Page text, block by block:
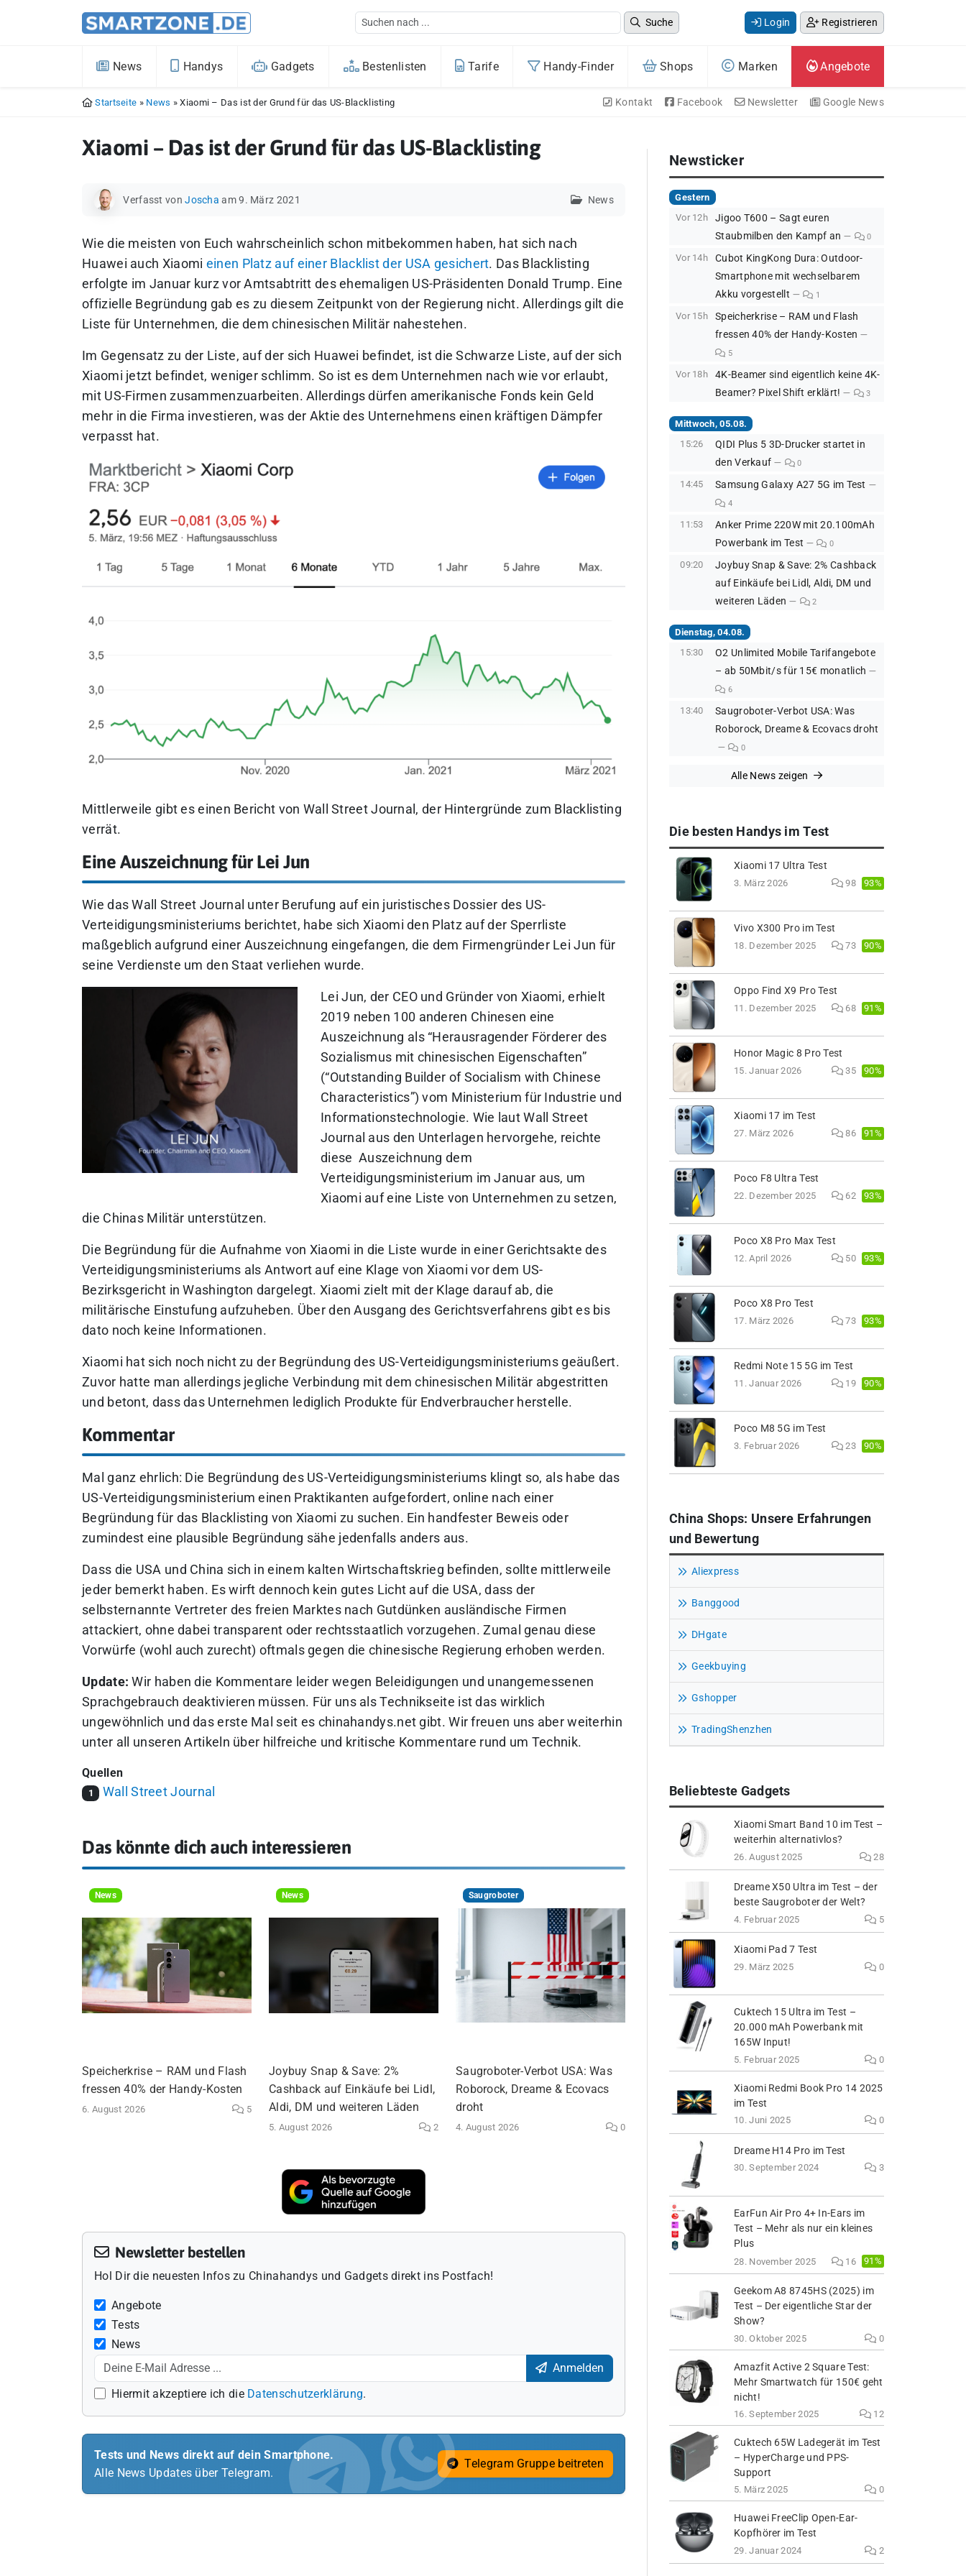
Suche Login Registrieren
News Handys Gadgets Bestenlisten Tarife Handy-Finder Shops Marken Angebote
Startseite » News »Xiaomi – Das ist der Grund für das US-Blacklisting Kontakt Facebook Newsletter Google News
Xiaomi – Das ist der Grund für das US-Blacklisting
Verfasst von Joscha am 9. März 2021 News
Wie die meisten von Euch wahrscheinlich schon mitbekommen haben, hat sich nach
Huawei auch Xiaomi einen Platz auf einer Blacklist der USA gesichert. Das Blacklisting
erfolgte im Januar kurz vor Amtsabtritt des ehemaligen US-Präsidenten Donald Trump. Eine
offizielle Begründung gab es zu diesem Zeitpunkt von der Regierung nicht. Allerdings gilt die
Liste für Unternehmen, die dem chinesischen Militär nahestehen.
Im Gegensatz zu der Liste, auf der sich Huawei befindet, ist die Schwarze Liste, auf der sich
Xiaomi jetzt befindet, weniger schlimm. So ist es dem Unternehmen nach wie vor erlaubt,
mit US-Firmen zusammenzuarbeiten. Allerdings dürfen amerikanische Fonds kein Geld
mehr in die Firma investieren, was der Aktie des Unternehmens einen kräftigen Dämpfer
verpasst hat.
Mittlerweile gibt es einen Bericht von Wall Street Journal, der Hintergründe zum Blacklisting
verrät.
Eine Auszeichnung für Lei Jun
Wie das Wall Street Journal unter Berufung auf ein juristisches Dossier des US-
Verteidigungsministeriums berichtet, habe sich Xiaomi den Platz auf der Sperrliste
maßgeblich aufgrund einer Auszeichnung eingefangen, die dem Firmengründer Lei Jun für
seine Verdienste um den Staat verliehen wurde.
Lei Jun, der CEO und Gründer von Xiaomi, erhielt
2019 neben 100 anderen Chinesen eine
Auszeichnung als “Herausragender Förderer des
Sozialismus mit chinesischen Eigenschaften”
(“Outstanding Builder of Socialism with Chinese
Characteristics”) vom Ministerium für Industrie und
Informationstechnologie. Wie laut Wall Street
Journal aus den Unterlagen hervorgehe, reichte
diese Auszeichnung dem
Verteidigungsministerium im Januar aus, um
Xiaomi auf eine Liste von Unternehmen zu setzen,
die Chinas Militär unterstützen.
Die Begründung für die Aufnahme von Xiaomi in die Liste wurde in einer Gerichtsakte des
Verteidigungsministeriums als Antwort auf eine Klage von Xiaomi vor dem US-
Bezirksgericht in Washington dargelegt. Xiaomi zielt mit der Klage darauf ab, die
militärische Einstufung aufzuheben. Über den Ausgang des Gerichtsverfahrens gibt es bis
dato noch keine Informationen.
Xiaomi hat sich noch nicht zu der Begründung des US-Verteidigungsministeriums geäußert.
Zuvor hatte man allerdings jegliche Verbindung mit dem chinesischen Militär abgestritten
und betont, dass das Unternehmen lediglich Produkte für Endverbraucher herstelle.
Kommentar
Mal ganz ehrlich: Die Begründung des US-Verteidigungsministeriums klingt so, als habe das
US-Verteidigungsministerium einen Praktikanten aufgefordert, online nach einer
Begründung für das Blacklisting von Xiaomi zu suchen. Ein handfester Beweis oder
zumindest eine plausible Begründung sähe jedenfalls anders aus.
Dass die USA und China sich in einem kalten Wirtschaftskrieg befinden, sollte mittlerweile
jeder bemerkt haben. Es wirft dennoch kein gutes Licht auf die USA, dass der
selbsternannte Vertreter des freien Marktes nach Gutdünken ausländische Firmen
attackiert, ohne dabei transparent oder rechtsstaatlich vorzugehen. Zumal genau diese
Vorwürfe (wohl auch zurecht) oftmals gegen die chinesische Regierung erhoben werden.
Update: Wir haben die Kommentare leider wegen Beleidigungen und unangemessenen
Sprachgebrauch deaktivieren müssen. Für uns als Technikseite ist das wirklich
ungewöhnlich und das erste Mal seit es chinahandys.net gibt. Wir freuen uns aber weiterhin
unter all unseren Artikeln über hilfreiche und kritische Kommentare rund um Technik.
Quellen
1 Wall Street Journal
Das könnte dich auch interessieren
News
Speicherkrise – RAM und Flash
fressen 40% der Handy-Kosten
6. August 2026 5
News
Joybuy Snap & Save: 2%
Cashback auf Einkäufe bei Lidl,
Aldi, DM und weiteren Läden
5. August 2026 2
Saugroboter
Saugroboter-Verbot USA: Was
Roborock, Dreame & Ecovacs
droht
4. August 2026 0
Newsletter bestellen
Hol Dir die neuesten Infos zu Chinahandys und Gadgets direkt ins Postfach!
Angebote
Tests
News
Anmelden
Hiermit akzeptiere ich die Datenschutzerklärung.
Tests und News direkt auf dein Smartphone.
Alle News Updates über Telegram.
Telegram Gruppe beitreten
Newsticker
Gestern
Vor 12h
Jigoo T600 – Sagt euren
Staubmilben den Kampf an
0
Vor 14h
Cubot KingKong Dura: Outdoor-
Smartphone mit wechselbarem
Akku vorgestellt
1
Vor 15h
Speicherkrise – RAM und Flash
fressen 40% der Handy-Kosten
5
Vor 18h
4K-Beamer sind eigentlich keine 4K-
Beamer? Pixel Shift erklärt!
3
Mittwoch, 05.08.
15:26
QIDI Plus 5 3D-Drucker startet in
den Verkauf
0
14:45 Samsung Galaxy A27 5G im Test
4
11:53
Anker Prime 220W mit 20.100mAh
Powerbank im Test
0
09:20
Joybuy Snap & Save: 2% Cashback
auf Einkäufe bei Lidl, Aldi, DM und
weiteren Läden
2
Dienstag, 04.08.
15:30
O2 Unlimited Mobile Tarifangebote
– ab 50Mbit/s für 15€ monatlich
6
13:40
Saugroboter-Verbot USA: Was
Roborock, Dreame & Ecovacs droht
0
Alle News zeigen
Die besten Handys im Test
Xiaomi 17 Ultra Test
3. März 2026 98 93%
Vivo X300 Pro im Test
18. Dezember 2025 73 90%
Oppo Find X9 Pro Test
11. Dezember 2025 68 91%
Honor Magic 8 Pro Test
15. Januar 2026 35 90%
Xiaomi 17 im Test
27. März 2026 86 91%
Poco F8 Ultra Test
22. Dezember 2025 62 93%
Poco X8 Pro Max Test
12. April 2026 50 93%
Poco X8 Pro Test
17. März 2026 73 93%
Redmi Note 15 5G im Test
11. Januar 2026 19 90%
Poco M8 5G im Test
3. Februar 2026 23 90%
China Shops: Unsere Erfahrungen
und Bewertung
Aliexpress
Banggood
DHgate
Geekbuying
Gshopper
TradingShenzhen
Beliebteste Gadgets
Xiaomi Smart Band 10 im Test –
weiterhin alternativlos?
26. August 2025 28
Dreame X50 Ultra im Test – der
beste Saugroboter der Welt?
4. Februar 2025 5
Xiaomi Pad 7 Test
29. März 2025 0
Cuktech 15 Ultra im Test –
20.000 mAh Powerbank mit
165W Input!
5. Februar 2025 0
Xiaomi Redmi Book Pro 14 2025
im Test
10. Juni 2025 0
Dreame H14 Pro im Test
30. September 2024 3
EarFun Air Pro 4+ In-Ears im
Test – Mehr als nur ein kleines
Plus
28. November 2025 16 91%
Geekom A8 8745HS (2025) im
Test – Der eigentliche Star der
Show?
30. Oktober 2025 0
Amazfit Active 2 Square Test:
Mehr Smartwatch für 150€ geht
nicht!
16. September 2025 12
Cuktech 65W Ladegerät im Test
– HyperCharge und PPS-
Support
5. März 2025 0
Huawei FreeClip Open-Ear-
Kopfhörer im Test
29. Januar 2024 2